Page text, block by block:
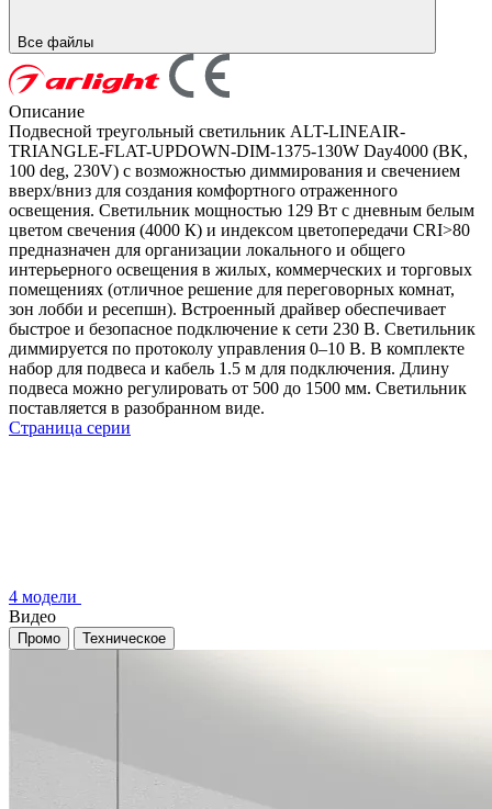
Все файлы
Описание
Подвесной треугольный светильник ALT-LINEAIR-
TRIANGLE-FLAT-UPDOWN-DIM-1375-130W Day4000 (BK,
100 deg, 230V) с возможностью диммирования и свечением
вверх/вниз для создания комфортного отраженного
освещения. Светильник мощностью 129 Вт с дневным белым
цветом свечения (4000 К) и индексом цветопередачи CRI>80
предназначен для организации локального и общего
интерьерного освещения в жилых, коммерческих и торговых
помещениях (отличное решение для переговорных комнат,
зон лобби и ресепшн). Встроенный драйвер обеспечивает
быстрое и безопасное подключение к сети 230 В. Светильник
диммируется по протоколу управления 0–10 В. В комплекте
набор для подвеса и кабель 1.5 м для подключения. Длину
подвеса можно регулировать от 500 до 1500 мм. Светильник
поставляется в разобранном виде.
Страница серии
4 модели
Видео
Промо Техническое